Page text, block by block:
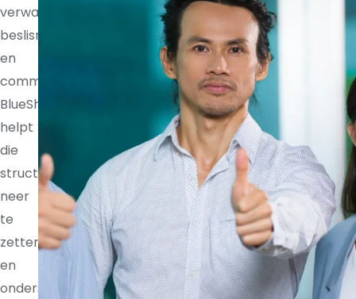
verwachtingen,
beslisrechten
en
communicatieritmes.
BlueShores
helpt
die
structuur
neer
te
zetten
en
ondersteunt